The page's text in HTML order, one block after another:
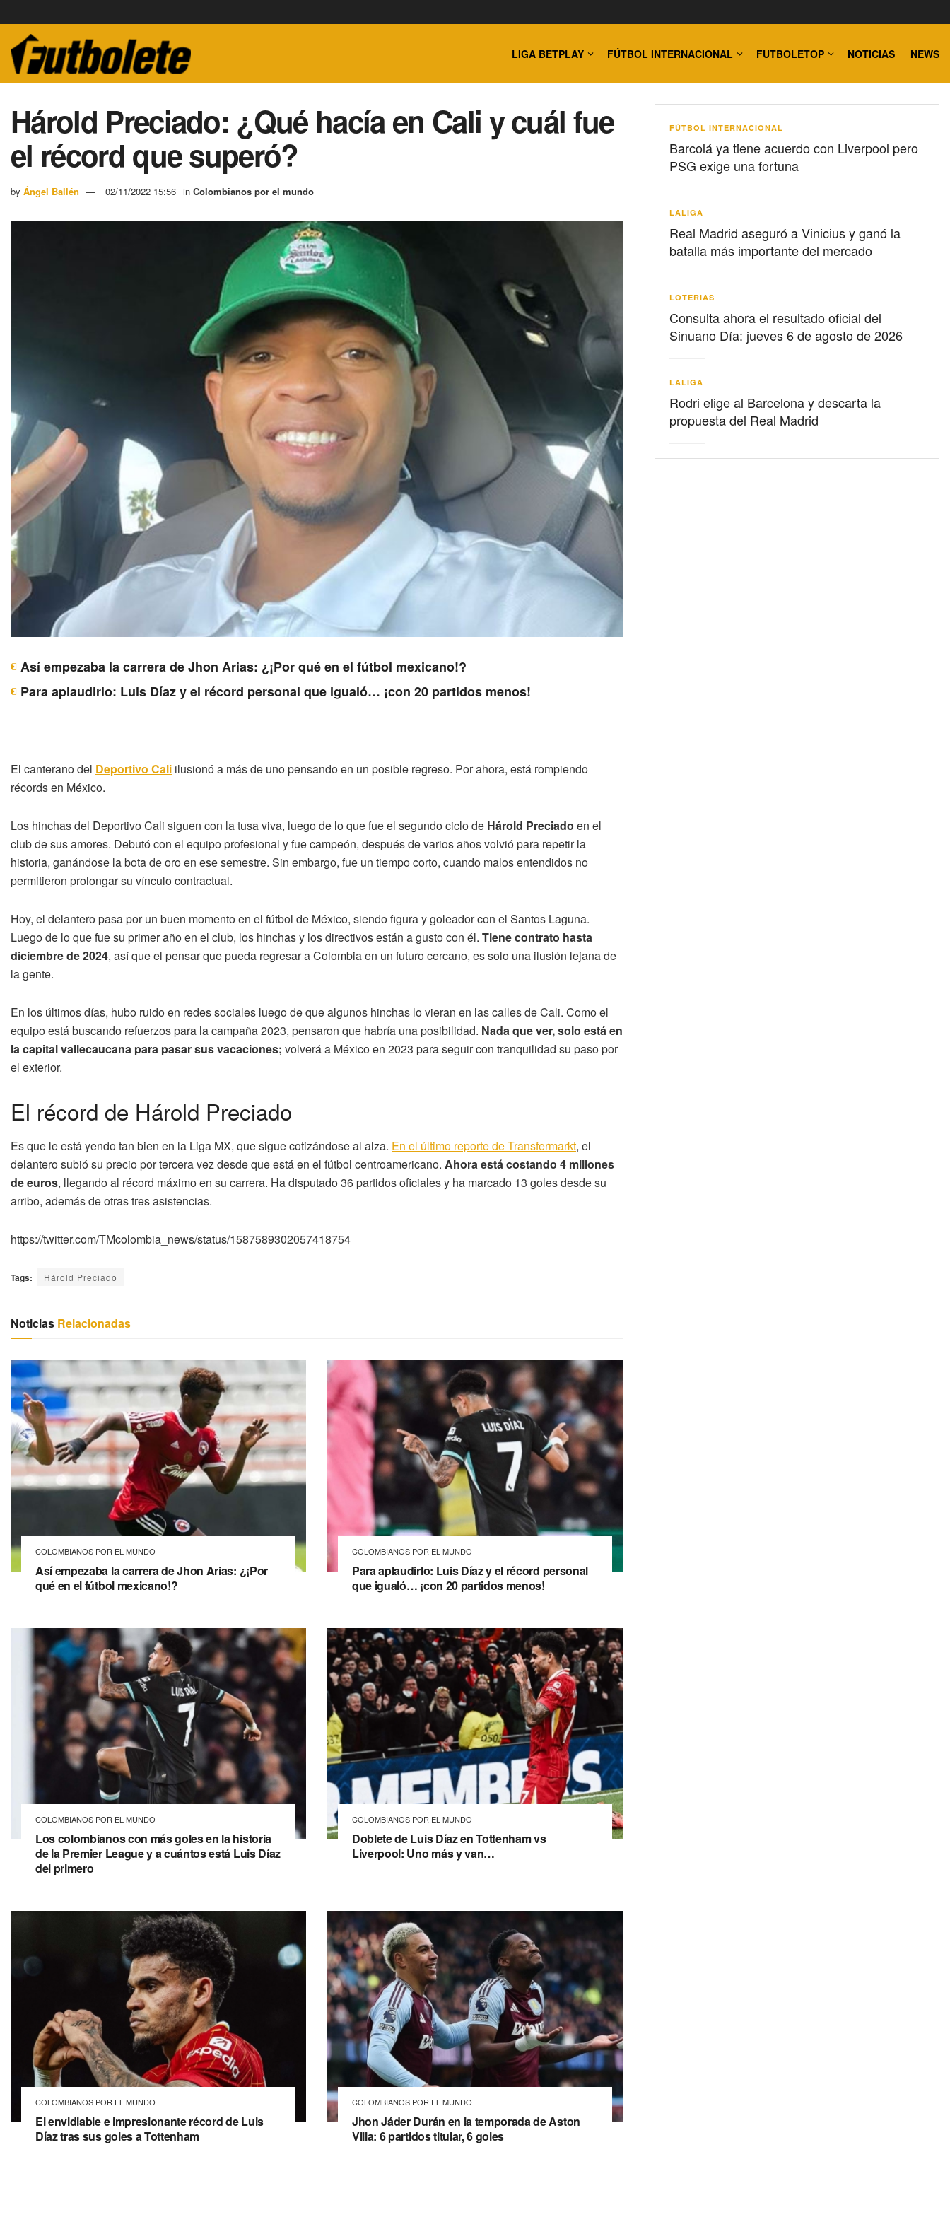
LIGA BETPLAY FÚTBOL INTERNACIONAL FUTBOLETOP NOTICIAS NEWS
Hárold Preciado: ¿Qué hacía en Cali y cuál fue
el récord que superó?
by Ángel Ballén 02/11/2022 15:56 in Colombianos por el mundo
Así empezaba la carrera de Jhon Arias: ¿¡Por qué en el fútbol mexicano!?
Para aplaudirlo: Luis Díaz y el récord personal que igualó… ¡con 20 partidos menos!
El canterano del Deportivo Cali ilusionó a más de uno pensando en un posible regreso. Por ahora, está rompiendo
récords en México.
Los hinchas del Deportivo Cali siguen con la tusa viva, luego de lo que fue el segundo ciclo de Hárold Preciado en el
club de sus amores. Debutó con el equipo profesional y fue campeón, después de varios años volvió para repetir la
historia, ganándose la bota de oro en ese semestre. Sin embargo, fue un tiempo corto, cuando malos entendidos no
permitieron prolongar su vínculo contractual.
Hoy, el delantero pasa por un buen momento en el fútbol de México, siendo figura y goleador con el Santos Laguna.
Luego de lo que fue su primer año en el club, los hinchas y los directivos están a gusto con él. Tiene contrato hasta
diciembre de 2024, así que el pensar que pueda regresar a Colombia en un futuro cercano, es solo una ilusión lejana de
la gente.
En los últimos días, hubo ruido en redes sociales luego de que algunos hinchas lo vieran en las calles de Cali. Como el
equipo está buscando refuerzos para la campaña 2023, pensaron que habría una posibilidad. Nada que ver, solo está en
la capital vallecaucana para pasar sus vacaciones; volverá a México en 2023 para seguir con tranquilidad su paso por
el exterior.
El récord de Hárold Preciado
Es que le está yendo tan bien en la Liga MX, que sigue cotizándose al alza. En el último reporte de Transfermarkt, el
delantero subió su precio por tercera vez desde que está en el fútbol centroamericano. Ahora está costando 4 millones
de euros, llegando al récord máximo en su carrera. Ha disputado 36 partidos oficiales y ha marcado 13 goles desde su
arribo, además de otras tres asistencias.
https://twitter.com/TMcolombia_news/status/1587589302057418754
Tags: Hárold Preciado
Noticias Relacionadas
COLOMBIANOS POR EL MUNDO
Así empezaba la carrera de Jhon Arias: ¿¡Por
qué en el fútbol mexicano!?
COLOMBIANOS POR EL MUNDO
Para aplaudirlo: Luis Díaz y el récord personal
que igualó… ¡con 20 partidos menos!
COLOMBIANOS POR EL MUNDO
Los colombianos con más goles en la historia
de la Premier League y a cuántos está Luis Díaz
del primero
COLOMBIANOS POR EL MUNDO
Doblete de Luis Díaz en Tottenham vs
Liverpool: Uno más y van…
COLOMBIANOS POR EL MUNDO
El envidiable e impresionante récord de Luis
Díaz tras sus goles a Tottenham
COLOMBIANOS POR EL MUNDO
Jhon Jáder Durán en la temporada de Aston
Villa: 6 partidos titular, 6 goles
FÚTBOL INTERNACIONAL
Barcolá ya tiene acuerdo con Liverpool pero
PSG exige una fortuna
LALIGA
Real Madrid aseguró a Vinicius y ganó la
batalla más importante del mercado
LOTERIAS
Consulta ahora el resultado oficial del
Sinuano Día: jueves 6 de agosto de 2026
LALIGA
Rodri elige al Barcelona y descarta la
propuesta del Real Madrid